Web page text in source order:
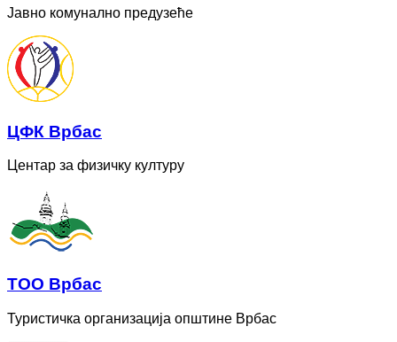
Јавно комунално предузеће
ЦФК Врбас
Центар за физичку културу
ТОО Врбас
Туристичка организација општине Врбас